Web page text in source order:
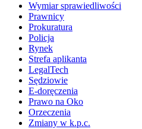
Wymiar sprawiedliwości
Prawnicy
Prokuratura
Policja
Rynek
Strefa aplikanta
LegalTech
Sędziowie
E-doręczenia
Prawo na Oko
Orzeczenia
Zmiany w k.p.c.